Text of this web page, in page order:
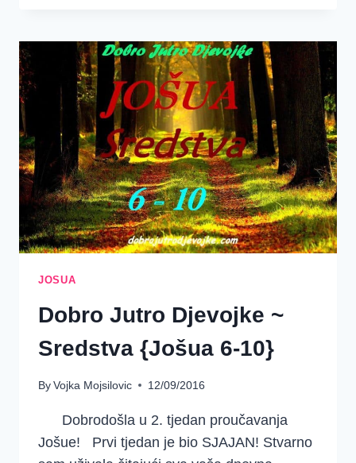
–
KAKO
DA
SE
BORIMO?
JOSUA
Dobro Jutro Djevojke ~
Sredstva {Jošua 6-10}
ByVojka Mojsilovic 12/09/2016
Dobrodošla u 2. tjedan proučavanja
Jošue! Prvi tjedan je bio SJAJAN! Stvarno